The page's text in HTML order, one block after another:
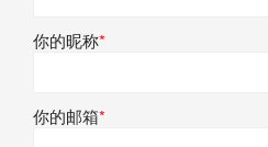
你的昵称*
你的邮箱*